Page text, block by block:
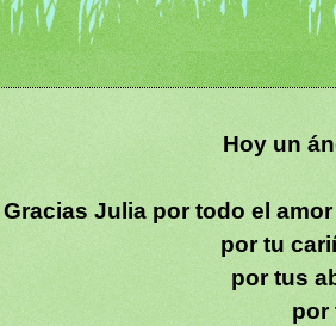
Hoy un
Gracias Julia por todo el
por tu
por tus
por